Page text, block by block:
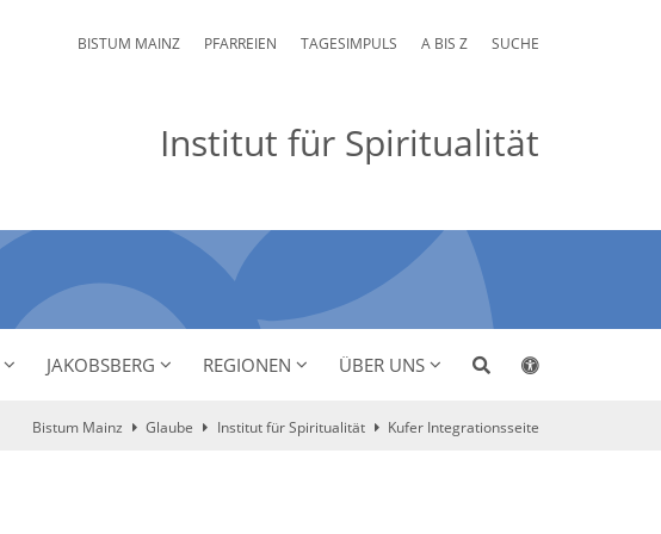
BISTUM MAINZ PFARREIEN TAGESIMPULS A BIS Z SUCHE
Institut für Spiritualität
JAKOBSBERG REGIONEN ÜBER UNS
Bistum Mainz Glaube Institut für Spiritualität Kufer Integrationsseite